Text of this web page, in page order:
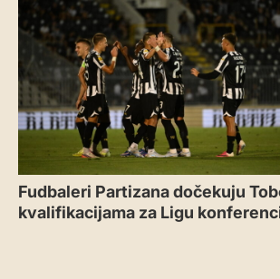
Fudbaleri Partizana dočekuju
kvalifikacijama za Ligu